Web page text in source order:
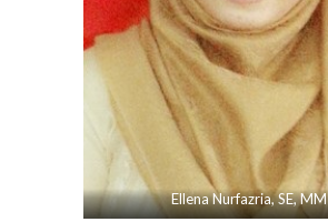
Ellena Nurfazria, SE, MM